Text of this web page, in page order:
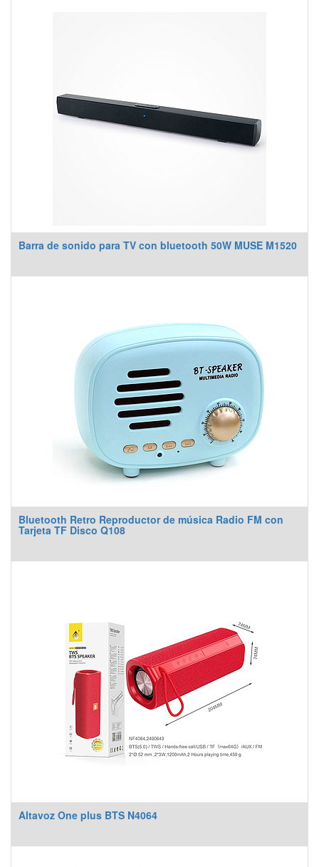
Barra de sonido para TV con bluetooth 50W MUSE M1520
Bluetooth Retro Reproductor de música Radio FM con
Tarjeta TF Disco Q108
Altavoz One plus BTS N4064